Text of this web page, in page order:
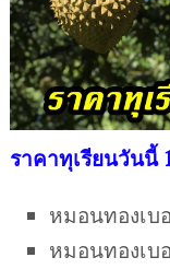
ราคาทุเรียนวันนี้
หมอนทองเบ
หมอนทองเบ